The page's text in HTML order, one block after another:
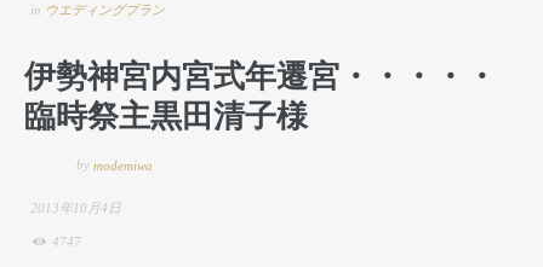
in ウエディングプラン
伊勢神宮内宮式年遷宮・・・・・
臨時祭主黒田清子様
by modemiwa
2013年10月4日
4747